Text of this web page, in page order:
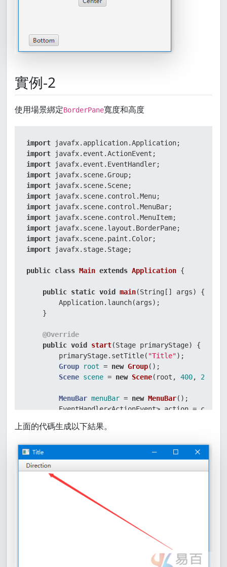
    primaryStage.show();
實例-2
使用場景綁定BorderPane寬度和高度
import
import
import
import
import
import
import
import
import
import
import javafx.stage.Stage;
public class Main extends Application {
public static void main(String[] args)
{
        Application.launch(args);
    }
@Override
public void start(Stage primaryStage)
{
        primaryStage.setTitle(
"Title");
Group
root = new Group();
Scene scene = new Scene(root, 400, 250
MenuBar menuBar = new MenuBar();
EventHandler<ActionEvent> action =
Menu menu =
        left.setOnAction(action);
        menu.getItems().add(left);
MenuItem
        right.setOnAction(action);
        menu.getItems().add(right);
MenuItem
        menu.getItems().add(top);
上面的代碼生成以下結果。